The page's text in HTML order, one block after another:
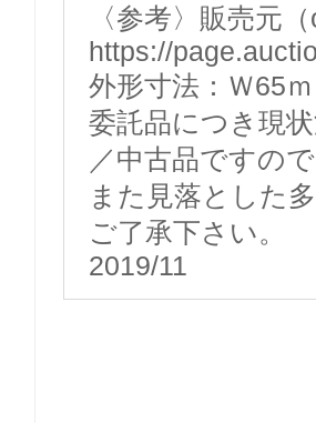
〈参考〉販売元
https://
外形寸法：Ｗ65
委託品につき現
／中古品ですの
また見落とした
ご了承下さい。
2019/11